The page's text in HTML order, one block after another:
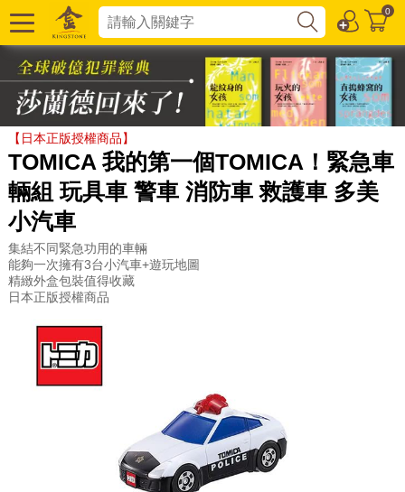
0
【日本正版授權商品】
TOMICA 我的第一個TOMICA！緊急車
輛組 玩具車 警車 消防車 救護車 多美
小汽車
集結不同緊急功用的車輛
能夠一次擁有3台小汽車+遊玩地圖
精緻外盒包裝值得收藏
日本正版授權商品